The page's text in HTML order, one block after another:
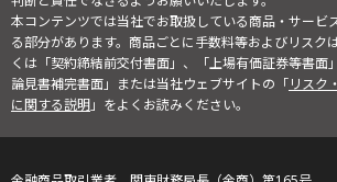
本コンテンツでは当社でお取扱している商品・サービ
る部分があります。商品ごとに手数料等およびリスク
くは「契約締結前交付書面」、「上場有価証券等書面
論見書補完書面」または当社ウェブサイトの「リスク
に関する説明」をよくお読みください。